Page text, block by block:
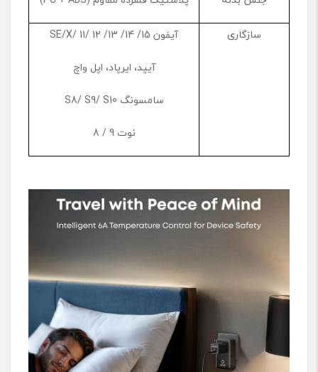
سازگاری
آیفون 15/ 14/ 13/ 12 /11 /SE/X
آیپد، ایرپاد، اپل واچ
سامسونگ S8/ S9/ S10
نوت 9 / 8